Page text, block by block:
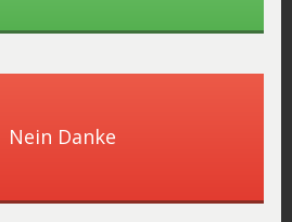
kann, und nicht nur,
strukturieren.
Nein Danke